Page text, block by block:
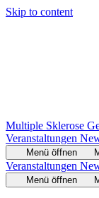
Skip to content
Multiple Sklerose
Veranstaltungen
Menü öffnen
Veranstaltungen
Menü öffnen